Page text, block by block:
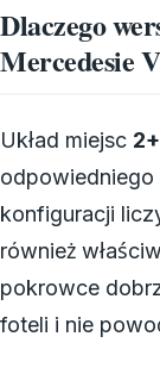
Dlaczego
Mercedesie
Układ miejsc
odpowiedniego
konfiguracji
również
pokrowce
foteli i nie